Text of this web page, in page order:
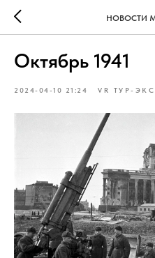
НОВОСТИ
Октябрь 1941
2024-04-10 21:24 VR ТУР-